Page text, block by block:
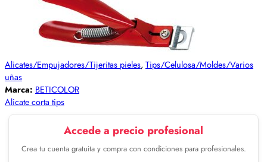
Alicates/Empujadores/Tijeritas pieles, Tips/Celulosa/Moldes/Varios
uñas
Marca: BETICOLOR
Alicate corta tips
Accede a precio profesional
Crea tu cuenta gratuita y compra con condiciones para profesionales.